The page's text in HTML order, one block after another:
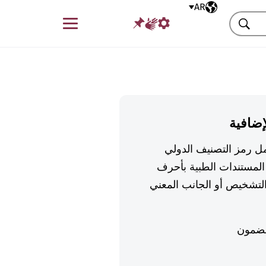
اللغة المختارةAR
قائمة
بحث
رمز التصنيف الدولي
الطبية بأحرف
أو الجانب المعني